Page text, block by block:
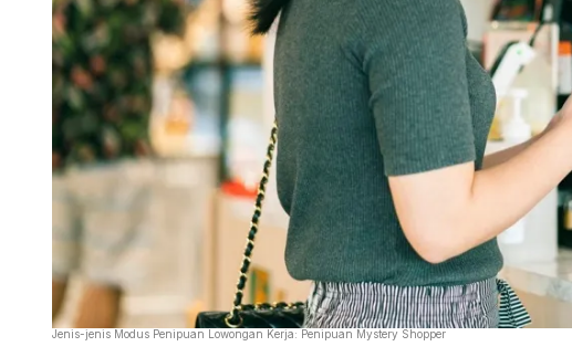
Jenis-jenis Modus Penipuan Lowongan Kerja: Penipuan Mystery Shopper